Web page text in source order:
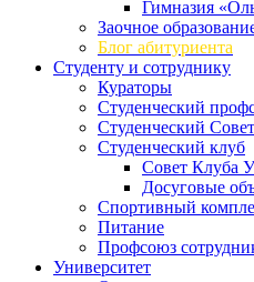
Гимназия
Заочное
Блог абитуриента
Студенту и сотруднику
Кураторы
Студенческий
Студенческий
Студенческий клуб
Совет Клуба
Досуговые
Спортивный
Питание
Профсоюз
Университет